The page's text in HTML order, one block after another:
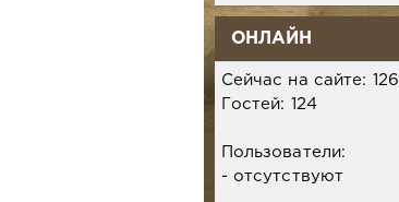
ОНЛАЙН
Сейчас на сайте: 126
Гостей: 124
Пользователи:
- отсутствуют